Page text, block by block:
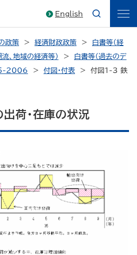
English
政策 経済財政政策
白書等（経
、地域の経済等）
白書等（過去のデ
2006 付図・付表
付図1-3 鉄
荷・在庫の状況